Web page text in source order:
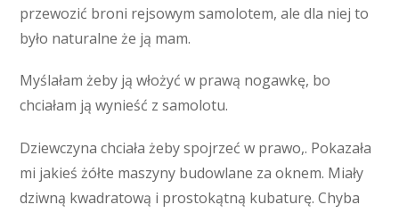
przewozić broni rejsowym samolotem, ale dla niej to
było naturalne że ją mam.
Myślałam żeby ją włożyć w prawą nogawkę, bo
chciałam ją wynieść z samolotu.
Dziewczyna chciała żeby spojrzeć w prawo,. Pokazała
mi jakieś żółte maszyny budowlane za oknem. Miały
dziwną kwadratową i prostokątną kubaturę. Chyba